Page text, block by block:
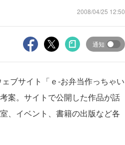
2008/04/25 12:50
通知
ブサイト「ｅ-お弁当作っちゃい
案。サイトで公開した作品が話
、イベント、書籍の出版など各